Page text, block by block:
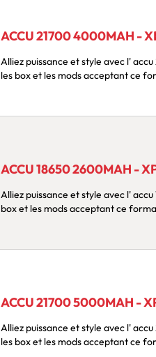
ACCU 21700 4000MAH -
Alliez puissance et style avec l' accu 21700
les box et les mods acceptant ce
ACCU 18650 2600MAH -
Alliez puissance et style avec l' accu 18650
box et les mods acceptant ce
ACCU 21700 5000MAH -
Alliez puissance et style avec l' accu 21700
les box et les mods acceptant ce